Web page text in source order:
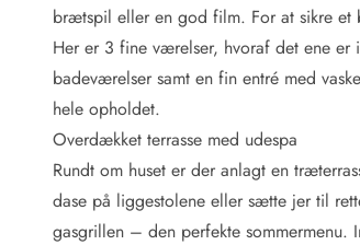
Fordele hos os
Esmark Rejsecurity
Esmark KidsVIP
Esmark VIP: Fordele og rabataftaler
Prisgaranti
Ingen depositum
Gæsteanmeldelser
Gratis WiFi i ferieområdet
brætspil eller en god film. For at sikre et
Her er 3 fine værelser, hvoraf det ene
badeværelser samt en fin entré med
hele opholdet.
Overdækket terrasse med udespa
Rundt om huset er der anlagt en
dase på liggestolene eller sætte jer til
gasgrillen – den perfekte sommermenu.